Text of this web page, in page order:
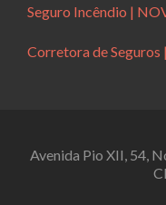
Seguro Incêndio |
Corretora de
Avenida Pio XII, 54,